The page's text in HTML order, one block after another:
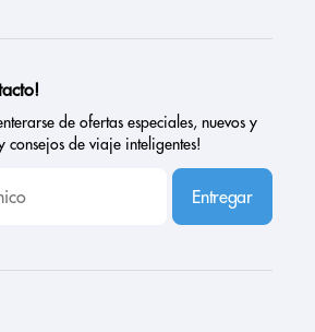
de ofertas especiales, nuevos y
consejos de viaje inteligentes!
Entregar